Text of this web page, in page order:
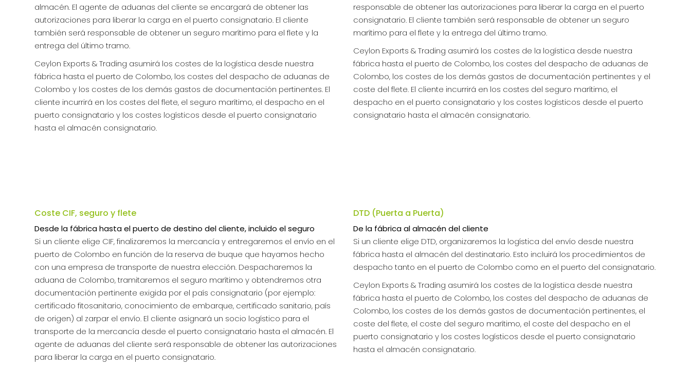
almacén. El agente de aduanas del cliente se encargará de obtener las
autorizaciones para liberar la carga en el puerto consignatario. El cliente
también será responsable de obtener un seguro marítimo para el flete y la
entrega del último tramo.
Ceylon Exports & Trading asumirá los costes de la logística desde nuestra
fábrica hasta el puerto de Colombo, los costes del despacho de aduanas de
Colombo y los costes de los demás gastos de documentación pertinentes. El
cliente incurrirá en los costes del flete, el seguro marítimo, el despacho en el
puerto consignatario y los costes logísticos desde el puerto consignatario
hasta el almacén consignatario.
responsable de obtener las autorizaciones para liberar la carga en el puerto
consignatario. El cliente también será responsable de obtener un seguro
marítimo para el flete y la entrega del último tramo.
Ceylon Exports & Trading asumirá los costes de la logística desde nuestra
fábrica hasta el puerto de Colombo, los costes del despacho de aduanas de
Colombo, los costes de los demás gastos de documentación pertinentes y el
coste del flete. El cliente incurrirá en los costes del seguro marítimo, el
despacho en el puerto consignatario y los costes logísticos desde el puerto
consignatario hasta el almacén consignatario.
Coste CIF, seguro y flete
Desde la fábrica hasta el puerto de destino del cliente, incluido el seguro
Si un cliente elige CIF, finalizaremos la mercancía y entregaremos el envío en el
puerto de Colombo en función de la reserva de buque que hayamos hecho
con una empresa de transporte de nuestra elección. Despacharemos la
aduana de Colombo, tramitaremos el seguro marítimo y obtendremos otra
documentación pertinente exigida por el país consignatario (por ejemplo:
certificado fitosanitario, conocimiento de embarque, certificado sanitario, país
de origen) al zarpar el envío. El cliente asignará un socio logístico para el
transporte de la mercancía desde el puerto consignatario hasta el almacén. El
agente de aduanas del cliente será responsable de obtener las autorizaciones
para liberar la carga en el puerto consignatario.
DTD (Puerta a Puerta)
De la fábrica al almacén del cliente
Si un cliente elige DTD, organizaremos la logística del envío desde nuestra
fábrica hasta el almacén del destinatario. Esto incluirá los procedimientos de
despacho tanto en el puerto de Colombo como en el puerto del consignatario.
Ceylon Exports & Trading asumirá los costes de la logística desde nuestra
fábrica hasta el puerto de Colombo, los costes del despacho de aduanas de
Colombo, los costes de los demás gastos de documentación pertinentes, el
coste del flete, el coste del seguro marítimo, el coste del despacho en el
puerto consignatario y los costes logísticos desde el puerto consignatario
hasta el almacén consignatario.